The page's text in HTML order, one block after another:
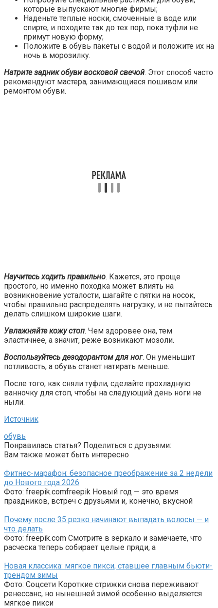
которые выпускают многие фирмы;
Наденьте теплые носки, смоченные в воде или
спирте, и походите так до тех пор, пока туфли не
примут новую форму;
Положите в обувь пакеты с водой и положите их на
ночь в морозилку.
Натрите задник обуви восковой свечой. Этот способ часто
рекомендуют мастера, занимающиеся пошивом или
ремонтом обуви.
Научитесь ходить правильно. Кажется, это проще
простого, но именно походка может влиять на
возникновение усталости, шагайте с пятки на носок,
чтобы правильно распределять нагрузку, и не пытайтесь
делать слишком широкие шаги.
Увлажняйте кожу стоп. Чем здоровее она, тем
эластичнее, а значит, реже возникают мозоли.
Воспользуйтесь дезодорантом для ног. Он уменьшит
потливость, а обувь станет натирать меньше.
После того, как сняли туфли, сделайте прохладную
ванночку для стоп, чтобы на следующий день ноги не
ныли.
Источник
обувь
Понравилась статья? Поделиться с друзьями:
Вам также может быть интересно
Фитнес-марафон: безопасное преображение за 2 недели
до Нового года 2026
Фото: freepik.comfreepik Новый год — это время
праздников, встреч с друзьями и, конечно, вкусной
Почему после 35 резко начинают выпадать волосы — и
что делать
Фото: freepik.com Смотрите в зеркало и замечаете, что
расческа теперь собирает целые пряди, а
Новая классика: мягкое пикси, ставшее главным бьюти-
трендом зимы
Фото: Соцсети Короткие стрижки снова переживают
ренессанс, но нынешней зимой особенно выделяется
мягкое пикси